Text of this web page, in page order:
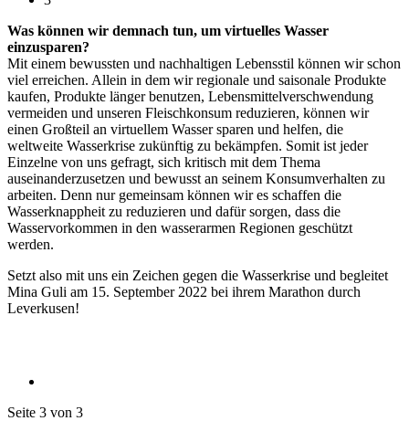
Was können wir demnach tun, um virtuelles Wasser
einzusparen?
Mit einem bewussten und nachhaltigen Lebensstil können wir schon
viel erreichen. Allein in dem wir regionale und saisonale Produkte
kaufen, Produkte länger benutzen, Lebensmittelverschwendung
vermeiden und unseren Fleischkonsum reduzieren, können wir
einen Großteil an virtuellem Wasser sparen und helfen, die
weltweite Wasserkrise zukünftig zu bekämpfen. Somit ist jeder
Einzelne von uns gefragt, sich kritisch mit dem Thema
auseinanderzusetzen und bewusst an seinem Konsumverhalten zu
arbeiten. Denn nur gemeinsam können wir es schaffen die
Wasserknappheit zu reduzieren und dafür sorgen, dass die
Wasservorkommen in den wasserarmen Regionen geschützt
werden.
Setzt also mit uns ein Zeichen gegen die Wasserkrise und begleitet
Mina Guli am 15. September 2022 bei ihrem Marathon durch
Leverkusen!
Seite 3 von 3